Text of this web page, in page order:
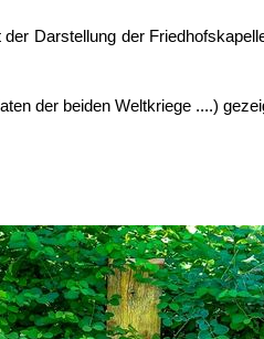
Darstellung der
der beiden Weltkriege ....)